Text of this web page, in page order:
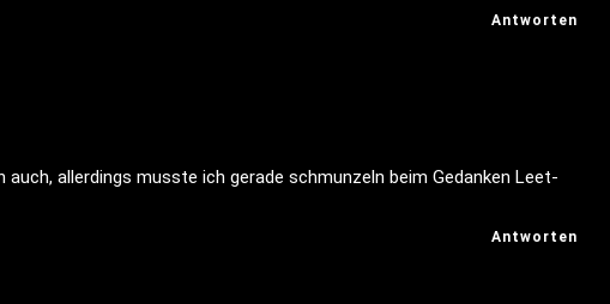
Antworten
auch, allerdings musste ich gerade schmunzeln beim Gedanken Leet-
Antworten